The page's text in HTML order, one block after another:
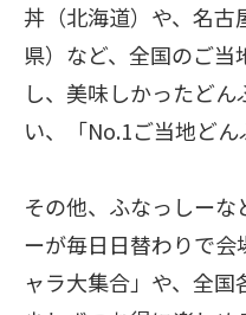
丼（北海道）や、名古
県）など、全国のご
し、美味しかったど
い、「No.1ご当地どん
その他、ふなっしー
ーが毎日日替わりで
ャラ大集合」や、全